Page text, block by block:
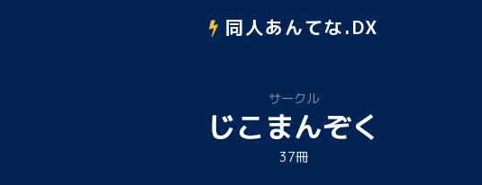
同人あんてな.DX
サークル
じこまんぞく
37冊